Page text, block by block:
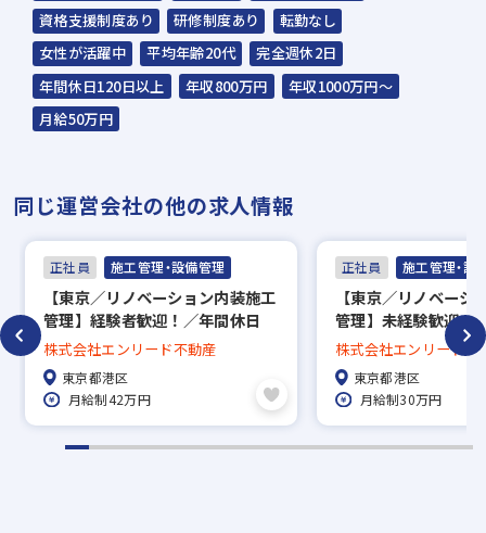
講師を招き、宅建講座
を開いています
バレンタインデーの様
子with福岡支店のメン
バー
2024年入社式の様子
資格支援制度あり
研修制度あり
転勤なし
女性が活躍中
平均年齢20代
完全週休2日
年間休日120日以上
年収800万円
年収1000万円～
月給50万円
同じ運営会社の他の求人情報
正社員 施工管理・設備管理
【東京／リノベーション内装施工
管理】経験者歓迎！／年間休日
120日×完全週休2日制／上場を
目指し拡大期の企業で活躍できる
◎
株式会社エンリード不動産
東京都港区
月給制42万円
正社員 施工管理・設
【東京／リノベーシ
管理】未経験歓迎！
120日×完全週休2日
目指し拡大期の企業
◎
株式会社エンリード不
東京都港区
月給制30万円